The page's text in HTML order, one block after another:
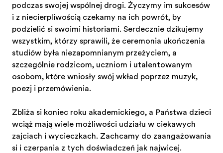
podczas swojej wspólnej drogi. Życzymy im sukcesów
i z niecierpliwością czekamy na ich powrót, by
podzielić się swoimi historiami. Serdecznie dziękujemy
wszystkim, którzy sprawili, że ceremonia ukończenia
studiów była niezapomnianym przeżyciem, a
szczególnie rodzicom, uczniom i utalentowanym
osobom, które wniosły swój wkład poprzez muzykę,
poezję i przemówienia.
Zbliża się koniec roku akademickiego, a Państwa dzieci
wciąż mają wiele możliwości udziału w ciekawych
zajęciach i wycieczkach. Zachęcamy do zaangażowania
się i czerpania z tych doświadczeń jak najwięcej.